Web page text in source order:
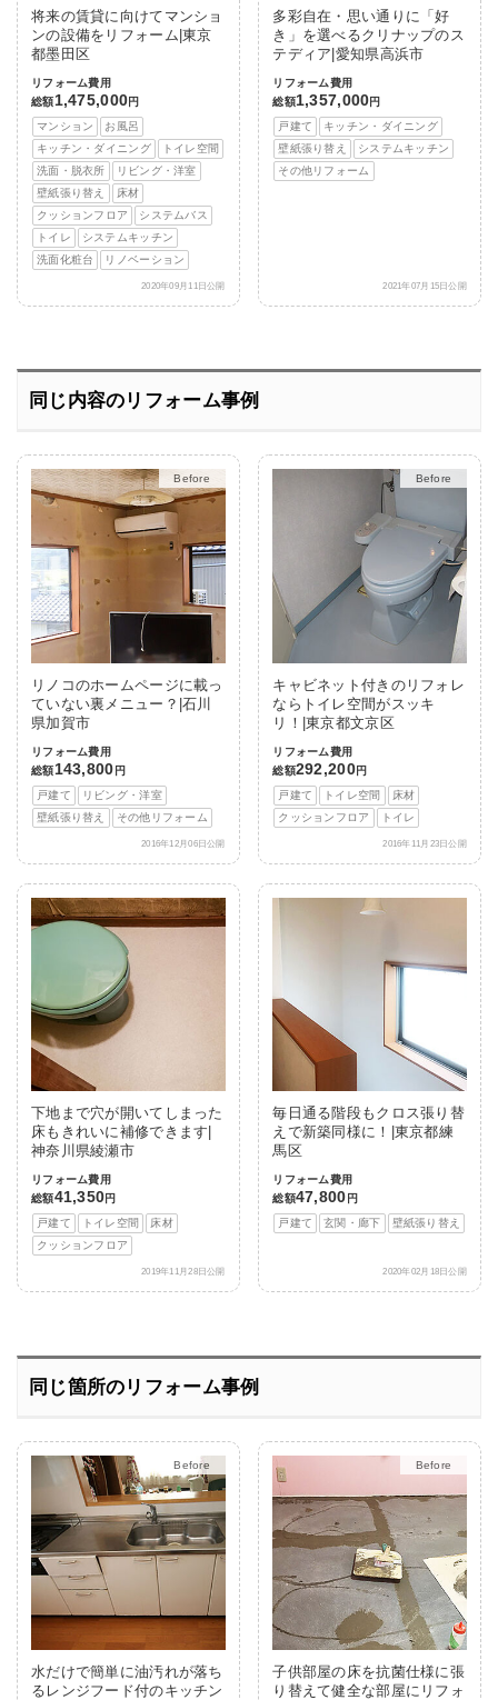
将来の賃貸に向けてマンショ
ンの設備をリフォーム|東京
都墨田区
リフォーム費用
総額1,475,000円
マンション
お風呂
キッチン・ダイニング
トイレ空間
洗面・脱衣所
リビング・洋室
壁紙張り替え
床材
クッションフロア
システムバス
トイレ
システムキッチン
洗面化粧台
リノベーション
2020年09月11日公開
多彩自在・思い通りに「好
き」を選べるクリナップのス
テディア|愛知県高浜市
リフォーム費用
総額1,357,000円
戸建て
キッチン・ダイニング
壁紙張り替え
システムキッチン
その他リフォーム
2021年07月15日公開
同じ内容のリフォーム事例
After
リノコのホームページに載っ
ていない裏メニュー？|石川
県加賀市
リフォーム費用
総額143,800 円
戸建て
リビング・洋室
壁紙張り替え
その他リフォーム
2016年12月06日公開
After
キャビネット付きのリフォレ
ならトイレ空間がスッキ
リ！|東京都文京区
リフォーム費用
総額292,200円
戸建て
トイレ空間
床材
クッションフロア
トイレ
2016年11月23日公開
下地まで穴が開いてしまった
床もきれいに補修できます|
神奈川県綾瀬市
リフォーム費用
総額41,350円
戸建て
トイレ空間
床材
クッションフロア
2019年11月28日公開
毎日通る階段もクロス張り替
えで新築同様に！|東京都練
馬区
リフォーム費用
総額47,800 円
戸建て
玄関・廊下 壁紙張り替え
2020年02月18日公開
同じ箇所のリフォーム事例
After
水だけで簡単に油汚れが落ち
るレンジフード付のキッチン
After
子供部屋の床を抗菌仕様に張
り替えて健全な部屋にリフォ